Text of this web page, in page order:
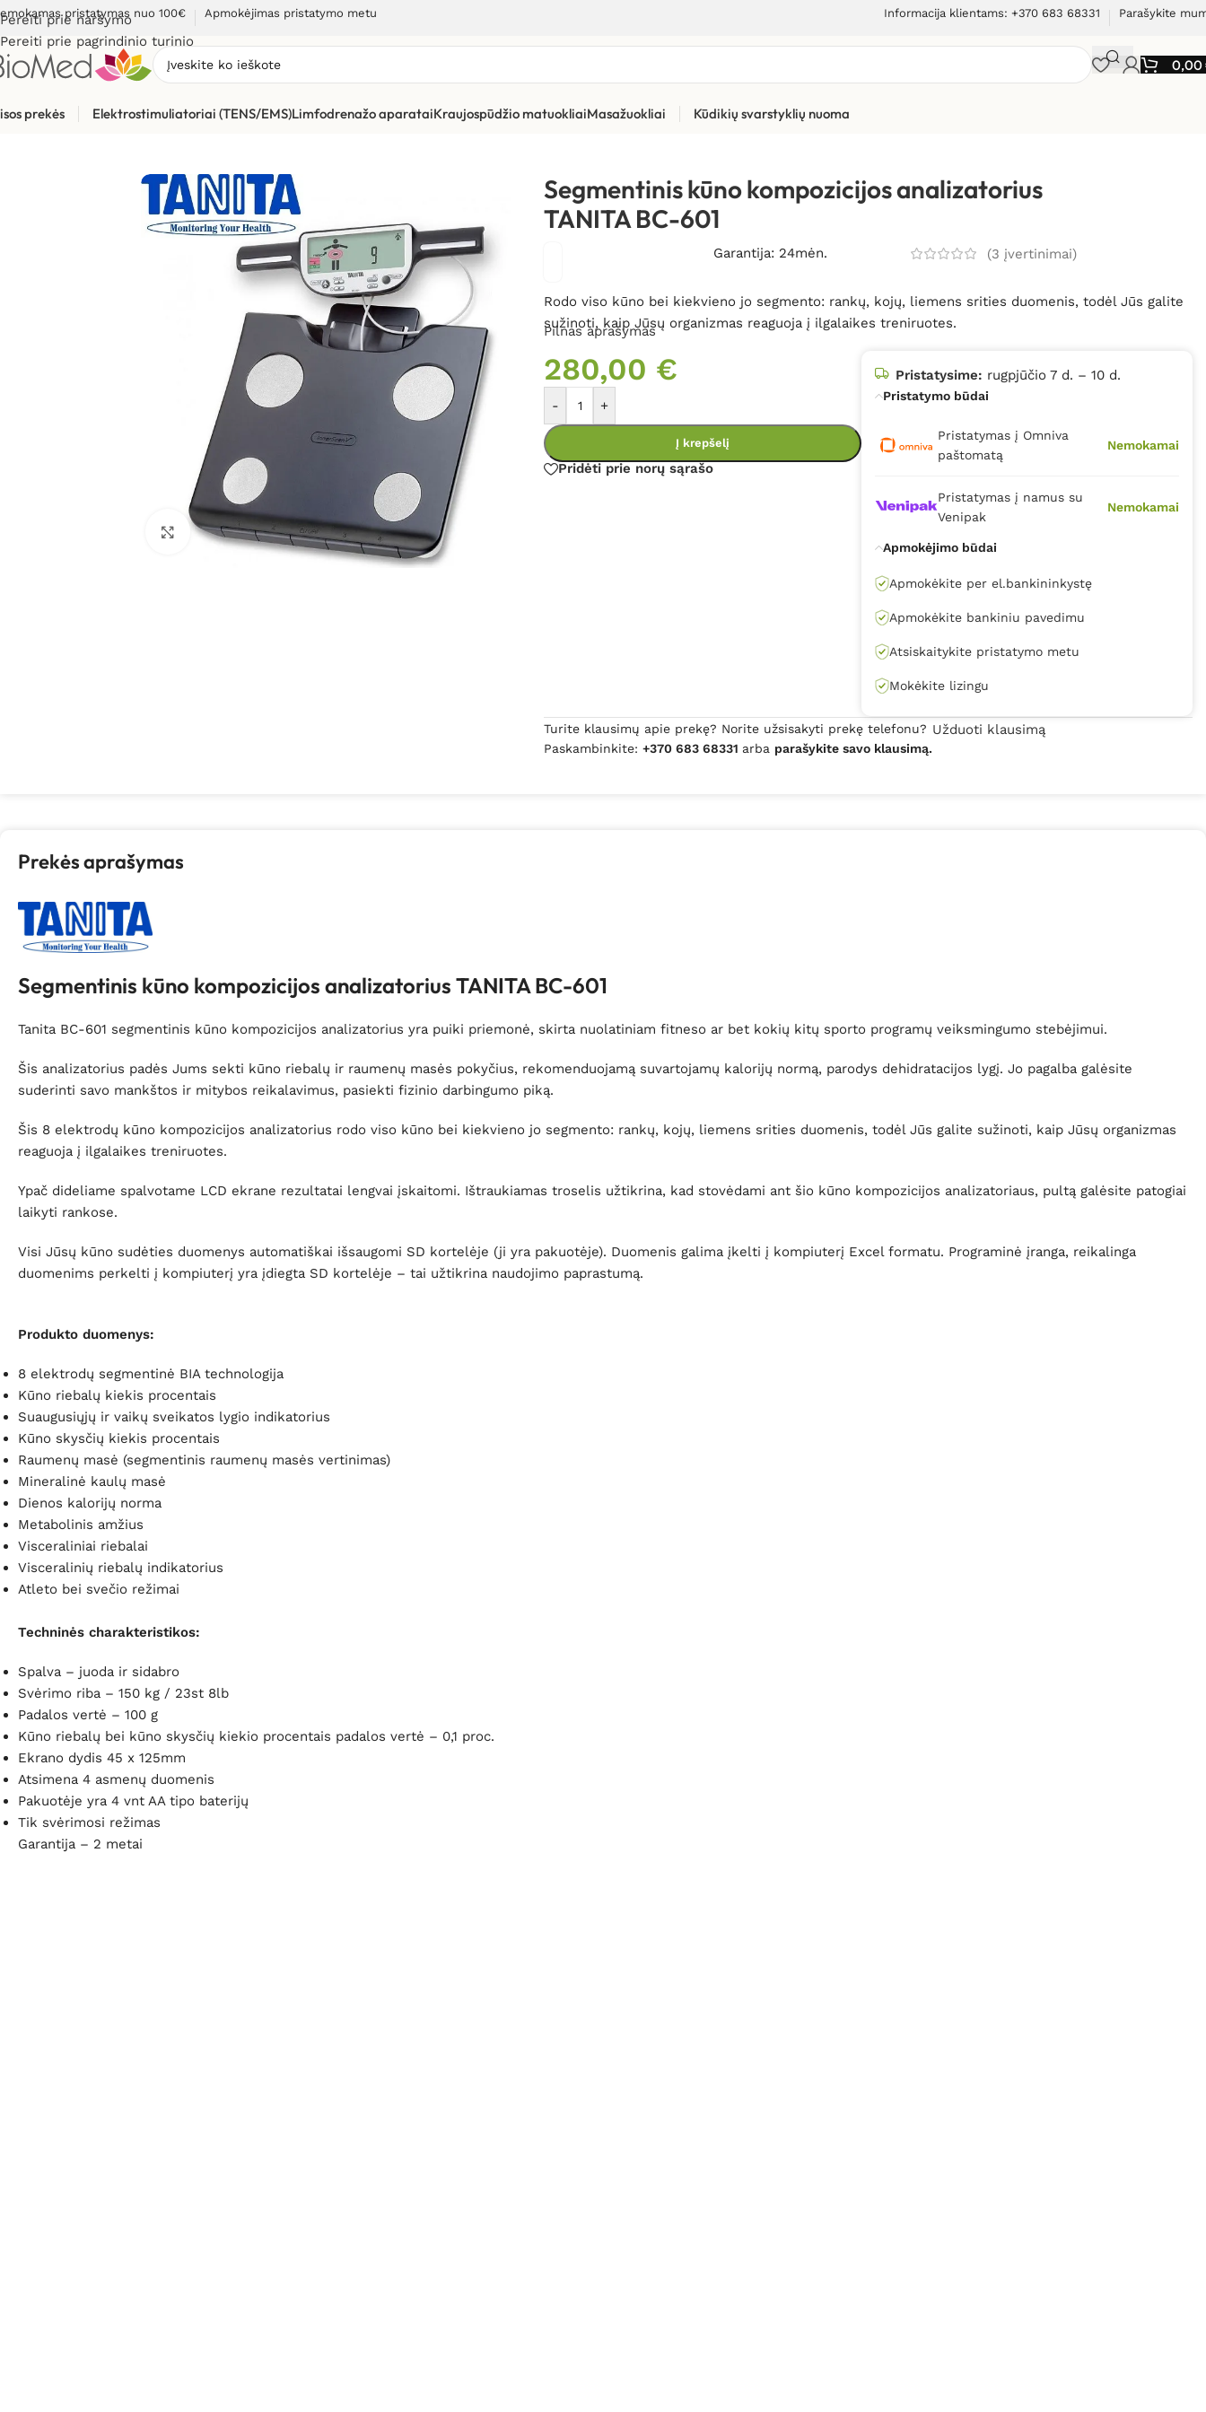
Pereiti prie naršymo
Pereiti prie pagrindinio turinio
pristatymas nuo 100€ Apmokėjimas pristatymo metu Informacija klientams: +370 683 68331 Parašykite
0,00
prekės Elektrostimuliatoriai (TENS/EMS)Limfodrenažo aparataiKraujospūdžio matuokliaiMasažuokliai Kūdikių svarstyklių nuoma
Sveikatos priežiūrai Segmentinis kūno kompozicijos analizatorius TANITA BC-601
Spustelėkite, kad padidintumėte
Segmentinis kūno kompozicijos analizatorius
TANITA BC-601
Garantija: 24mėn. (3 įvertinimai)
Rodo viso kūno bei kiekvieno jo segmento: rankų, kojų, liemens srities duomenis, todėl Jūs galite
sužinoti, kaip Jūsų organizmas reaguoja į ilgalaikes treniruotes.
Pilnas aprašymas
280,00 €
- +
Į krepšelį
Pridėti prie norų sąrašo
Pristatysime: rugpjūčio 7 d. – 10 d.
Pristatymo būdai
Pristatymas į Omniva
paštomatą
Nemokamai
Pristatymas į namus su
Venipak
Nemokamai
Apmokėjimo būdai
Apmokėkite per el.bankininkystę
Apmokėkite bankiniu pavedimu
Atsiskaitykite pristatymo metu
Mokėkite lizingu
Turite klausimų apie prekę? Norite užsisakyti prekę telefonu?
Paskambinkite:+370 683 68331 arba parašykite savo klausimą.
Užduoti klausimą
Prekės aprašymas
Segmentinis kūno kompozicijos analizatorius TANITA BC-601
Tanita BC-601 segmentinis kūno kompozicijos analizatorius yra puiki priemonė, skirta nuolatiniam fitneso ar bet kokių kitų sporto programų veiksmingumo stebėjimui.
Šis analizatorius padės Jums sekti kūno riebalų ir raumenų masės pokyčius, rekomenduojamą suvartojamų kalorijų normą, parodys dehidratacijos lygį. Jo pagalba galėsite
suderinti savo mankštos ir mitybos reikalavimus, pasiekti fizinio darbingumo piką.
Šis 8 elektrodų kūno kompozicijos analizatorius rodo viso kūno bei kiekvieno jo segmento: rankų, kojų, liemens srities duomenis, todėl Jūs galite sužinoti, kaip Jūsų organizmas
reaguoja į ilgalaikes treniruotes.
Ypač dideliame spalvotame LCD ekrane rezultatai lengvai įskaitomi. Ištraukiamas troselis užtikrina, kad stovėdami ant šio kūno kompozicijos analizatoriaus, pultą galėsite patogiai
laikyti rankose.
Visi Jūsų kūno sudėties duomenys automatiškai išsaugomi SD kortelėje (ji yra pakuotėje). Duomenis galima įkelti į kompiuterį Excel formatu. Programinė įranga, reikalinga
duomenims perkelti į kompiuterį yra įdiegta SD kortelėje – tai užtikrina naudojimo paprastumą.
Produkto duomenys:
8 elektrodų segmentinė BIA technologija
Kūno riebalų kiekis procentais
Suaugusiųjų ir vaikų sveikatos lygio indikatorius
Kūno skysčių kiekis procentais
Raumenų masė (segmentinis raumenų masės vertinimas)
Mineralinė kaulų masė
Dienos kalorijų norma
Metabolinis amžius
Visceraliniai riebalai
Visceralinių riebalų indikatorius
Atleto bei svečio režimai
Techninės charakteristikos:
Spalva – juoda ir sidabro
Svėrimo riba – 150 kg / 23st 8lb
Padalos vertė – 100 g
Kūno riebalų bei kūno skysčių kiekio procentais padalos vertė – 0,1 proc.
Ekrano dydis 45 x 125mm
Atsimena 4 asmenų duomenis
Pakuotėje yra 4 vnt AA tipo baterijų
Tik svėrimosi režimas
Garantija – 2 metai